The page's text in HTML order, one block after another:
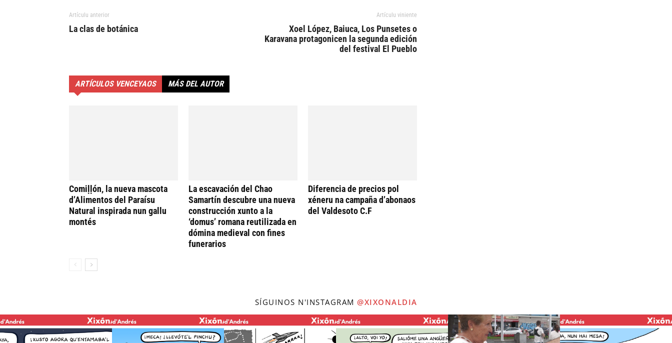
Artículu anterior
La clas de botánica
Artículu viniente
Xoel López, Baiuca, Los Punsetes o
Karavana protagonicen la segunda edición
del festival El Pueblo
ARTÍCULOS VENCEYAOS MÁS DEL AUTOR
Comiḷḷón, la nueva mascota
d’Alimentos del Paraísu
Natural inspirada nun gallu
montés
La escavación del Chao
Samartín descubre una nueva
construcción xunto a la
‘domus’ romana reutilizada en
dómina medieval con fines
funerarios
Diferencia de precios pol
xéneru na campaña d’abonaos
del Valdesoto C.F
SÍGUINOS N'INSTAGRAM @XIXONALDIA